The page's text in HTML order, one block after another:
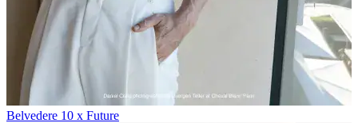
Belvedere 10 x Future